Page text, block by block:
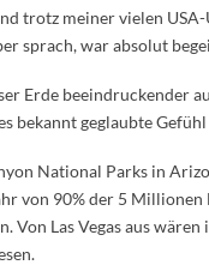
trotz meiner vielen
sprach, war absolut
Erde beeindruckender
bekannt geglaubte
National Parks in
von 90% der 5
Las Vegas aus